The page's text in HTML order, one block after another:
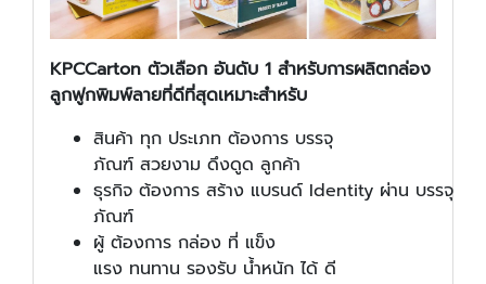
KPCCarton ตัวเลือก อันดับ 1 สำหรับการผลิตกล่อง
ลูกฟูกพิมพ์ลายที่ดีที่สุดเหมาะสำหรับ
สินค้า ทุก ประเภท ต้องการ บรรจุ
ภัณฑ์ สวยงาม ดึงดูด ลูกค้า
ธุรกิจ ต้องการ สร้าง แบรนด์ Identity ผ่าน บรรจุ
ภัณฑ์
ผู้ ต้องการ กล่อง ที่ แข็ง
แรง ทนทาน รองรับ น้ำหนัก ได้ ดี